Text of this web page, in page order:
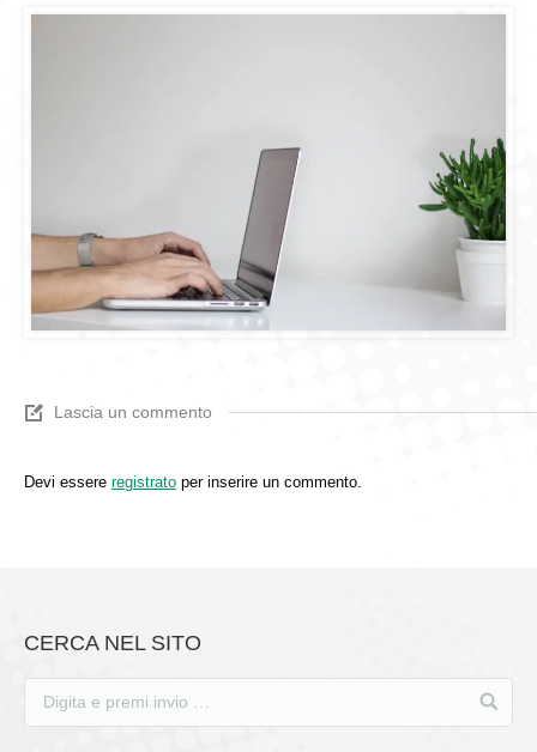
Lascia un commento
Devi essere registrato per inserire un commento.
CERCA NEL SITO